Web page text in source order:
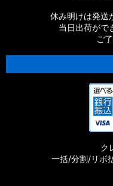
休み明けは発送
当日出荷がで
ご
ク
一括/分割/リボ